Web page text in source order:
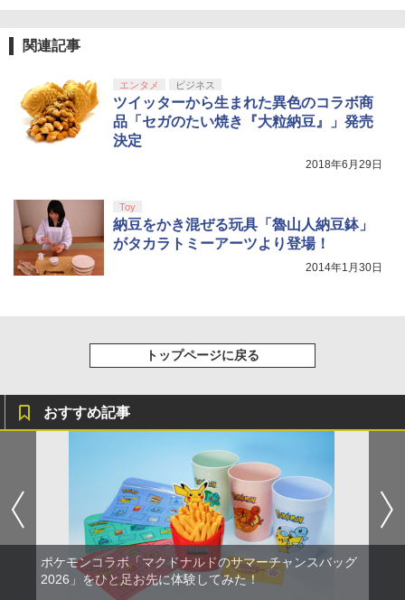
ーチ スタンド/コントローラー/カード/ド
ックなど収納可能 カバー 収納ボックス
￥2,880
5
￥3,974
4
￥3,484
【新品】Battlefield 6（バトルフィール
[ゲームソフト]
￥4,480
ドエディション 4【Blu-ray】 [ 堀川亮 ]
￥21,824
5
ニンテンドープリペイド番号 5000円|オ
￥10,737
5
【国内正規品】Thrustmaster スラスト
マスター TH8S シフター - PC、PS4、P
s X|S 対応の高精度 H パターン シフター
4
劇場版「鬼滅の刃」無限城編 第一章 猗
窩座再来 完全生産限定版 [Blu-ray]
『映画 ラブライブ！蓮ノ空女学院スクー
ルアイドルクラブ Bloom Garden Part
y』Blu-ray（特装限定版）
関連記事
エンタメ ビジネス
ツイッターから生まれた異色のコラボ商
品「セガのたい焼き『大粒納豆』」発売
決定
2018年6月29日
Toy
納豆をかき混ぜる玩具「魯山人納豆鉢」
がタカラトミーアーツより登場！
2014年1月30日
トップページに戻る
おすすめ記事
ポケモンコラボ「マクドナルドのサマーチャンスバッグ
2026」をひと足お先に体験してみた！